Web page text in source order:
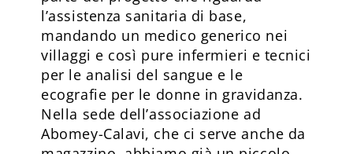
l’assistenza sanitaria di base,
mandando un medico generico nei
villaggi e così pure infermieri e tecnici
per le analisi del sangue e le
ecografie per le donne in gravidanza.
Nella sede dell’associazione ad
Abomey-Calavi, che ci serve anche da